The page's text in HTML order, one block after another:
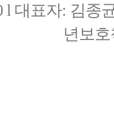
l 대표자: 김종
년보